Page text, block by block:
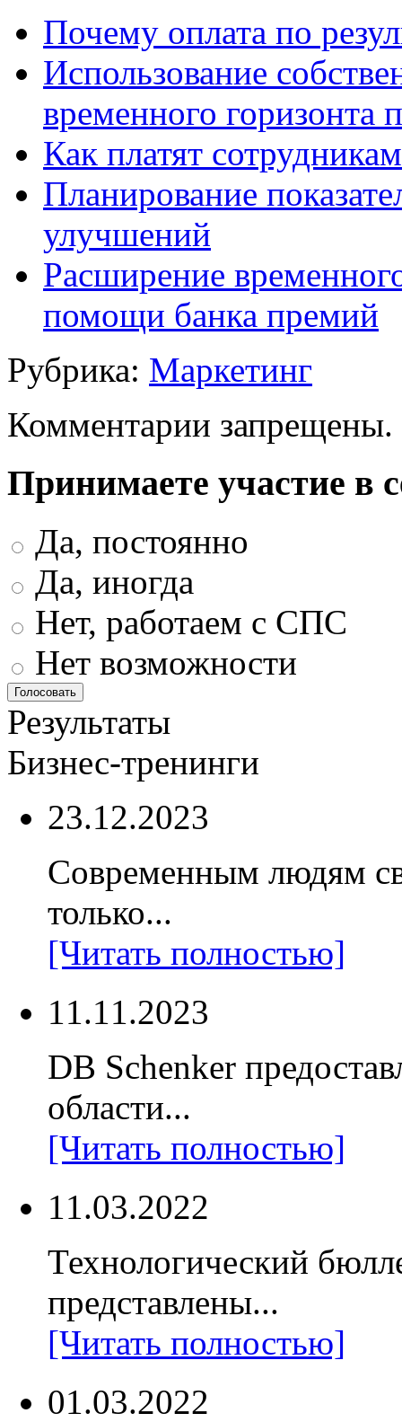
Почему оплата по
Использование
временного
Как платят
Планирование
улучшений
Расширение
помощи банка премий
Рубрика: Маркетинг
Комментарии запрещены.
Принимаете участие в
Да, постоянно
Да, иногда
Нет, работаем с СПС
Нет возможности
Результаты
Бизнес-тренинги
23.12.2023
Современным людям
только...
[Читать полностью]
11.11.2023
DB Schenker
области...
[Читать полностью]
11.03.2022
Технологический
представлены...
[Читать полностью]
01.03.2022